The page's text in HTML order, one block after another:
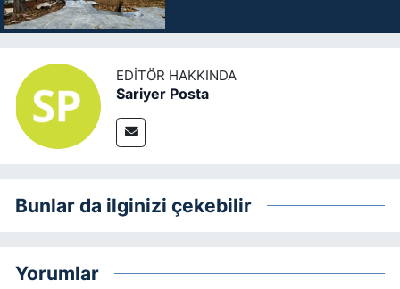
EDITÖR HAKKINDA
Sariyer Posta
Bunlar da ilginizi çekebilir
Yorumlar